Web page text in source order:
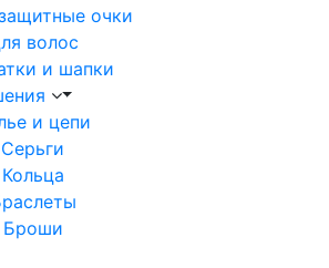
очки
волос
и шапки
и цепи
Серьги
Кольца
Броши